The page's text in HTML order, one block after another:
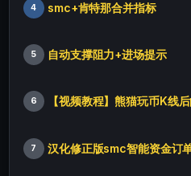
4 smc+肯特那合并指标
5 自动支撑阻力+进场提示
6 【视频教程】熊猫玩币K线
7 汉化修正版smc智能资金订